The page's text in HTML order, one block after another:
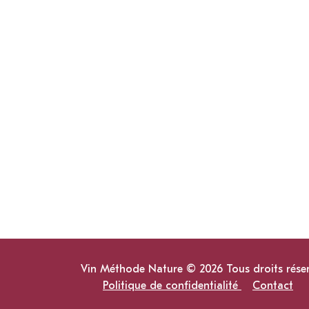
Vin Méthode Nature © 2026 Tous droits
Politique de confidentialité
Contact